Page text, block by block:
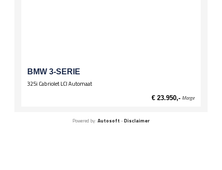
BMW 3-SERIE
325i Cabriolet LCI Automaat
€ 23.950,- Marge
Powered by: Autosoft -Disclaimer